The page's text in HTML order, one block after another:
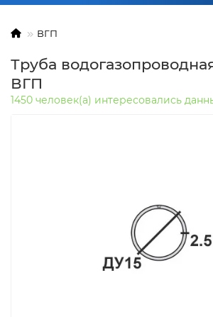
ВГП
Труба
ВГП
1450 человек(а) интересовались